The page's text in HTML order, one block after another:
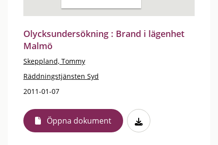
Olycksundersökning : Brand i lägenhet
Malmö
Skeppland, Tommy
Räddningstjänsten Syd
2011-01-07
Öppna dokument